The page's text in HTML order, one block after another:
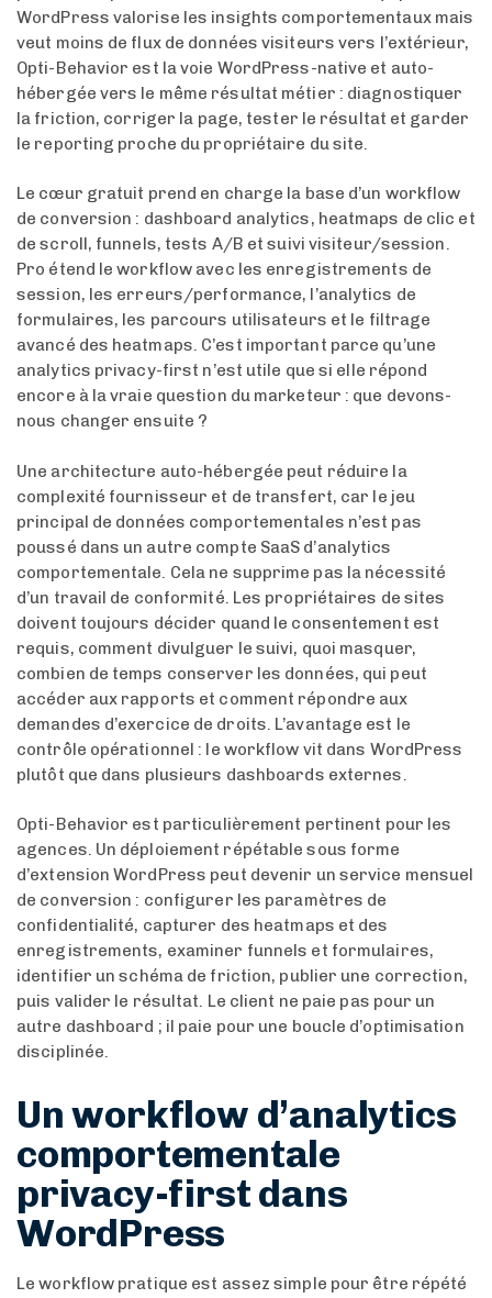
WordPress valorise les insights comportementaux mais
veut moins de flux de données visiteurs vers l’extérieur,
Opti-Behavior est la voie WordPress-native et auto-
hébergée vers le même résultat métier : diagnostiquer
la friction, corriger la page, tester le résultat et garder
le reporting proche du propriétaire du site.
Le cœur gratuit prend en charge la base d’un workflow
de conversion : dashboard analytics, heatmaps de clic et
de scroll, funnels, tests A/B et suivi visiteur/session.
Pro étend le workflow avec les enregistrements de
session, les erreurs/performance, l’analytics de
formulaires, les parcours utilisateurs et le filtrage
avancé des heatmaps. C’est important parce qu’une
analytics privacy-first n’est utile que si elle répond
encore à la vraie question du marketeur : que devons-
nous changer ensuite ?
Une architecture auto-hébergée peut réduire la
complexité fournisseur et de transfert, car le jeu
principal de données comportementales n’est pas
poussé dans un autre compte SaaS d’analytics
comportementale. Cela ne supprime pas la nécessité
d’un travail de conformité. Les propriétaires de sites
doivent toujours décider quand le consentement est
requis, comment divulguer le suivi, quoi masquer,
combien de temps conserver les données, qui peut
accéder aux rapports et comment répondre aux
demandes d’exercice de droits. L’avantage est le
contrôle opérationnel : le workflow vit dans WordPress
plutôt que dans plusieurs dashboards externes.
Opti-Behavior est particulièrement pertinent pour les
agences. Un déploiement répétable sous forme
d’extension WordPress peut devenir un service mensuel
de conversion : configurer les paramètres de
confidentialité, capturer des heatmaps et des
enregistrements, examiner funnels et formulaires,
identifier un schéma de friction, publier une correction,
puis valider le résultat. Le client ne paie pas pour un
autre dashboard ; il paie pour une boucle d’optimisation
disciplinée.
Un workflow d’analytics
comportementale
privacy-first dans
WordPress
Le workflow pratique est assez simple pour être répété